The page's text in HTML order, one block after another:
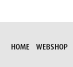
HOME WEBSHOP